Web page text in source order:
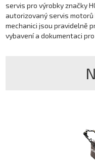
servis pro výrobky značky
autorizovaný servis motorů
mechanici jsou pravidelně
vybavení a dokumentaci